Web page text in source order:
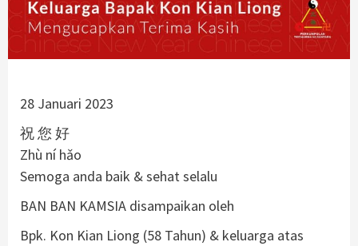
28 Januari 2023
祝 您 好
Zhù ní hǎo
Semoga anda baik & sehat selalu
BAN BAN KAMSIA disampaikan oleh
Bpk. Kon Kian Liong (58 Tahun) & keluarga atas